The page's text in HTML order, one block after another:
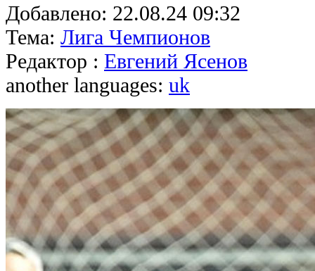
Добавлено: 22.08.24 09:32
Тема: Лига Чемпионов
Редактор : Евгений Ясенов
another languages: uk